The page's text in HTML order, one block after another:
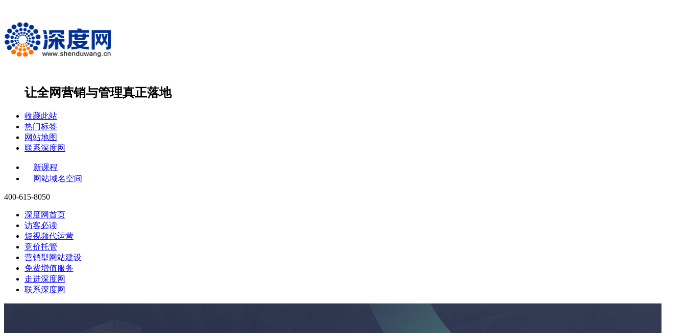
让全网营销与管理真正落地
收藏此站
热门标签
网站地图
联系深度网
新课程
网站域名空间
400-615-8050
深度网首页
访客必读
短视频代运营
竞价托管
营销型网站建设
免费增值服务
走进深度网
联系深度网